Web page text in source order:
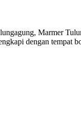
Marmer
dengan tempat